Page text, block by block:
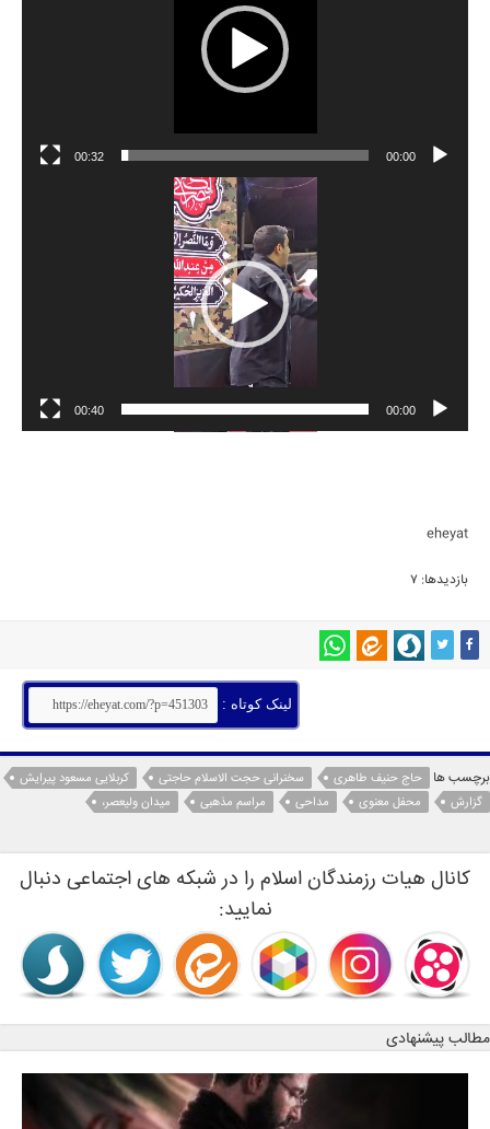
00:00
00:32
00:00
00:40
eheyat
بازدیدها: 7
لینک کوتاه :
برچسب ها حاج حنیف طاهری سخنرانی حجت الاسلام حاجتی
کربلایی مسعود پیرایش
گزارش
محفل معنوی مداحی مراسم مذهبی میدان ولیعصر،
کانال هیات رزمندگان اسلام را در شبکه های اجتماعی دنبال
نمایید:
مطالب پیشنهادی